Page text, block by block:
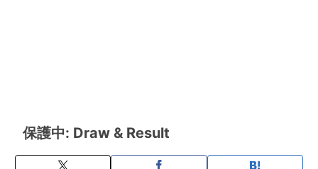
保護中: Draw & Result